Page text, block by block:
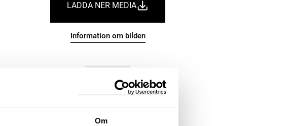
Om
LADDA NER MEDIA
Information om bilden